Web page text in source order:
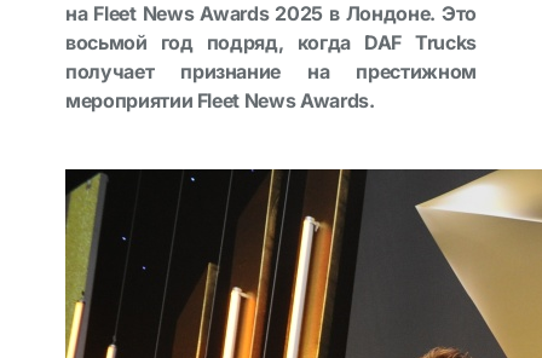
на Fleet News Awards 2025 в Лондоне. Это
восьмой год подряд, когда DAF Trucks
получает признание на престижном
мероприятии Fleet News Awards.